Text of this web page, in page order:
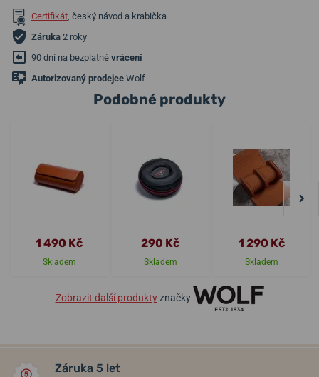
Certifikát, český návod a krabička
Záruka 2 roky
90 dní na bezplatné vrácení
Autorizovaný prodejce Wolf
Podobné produkty
1 490 Kč
Skladem
290 Kč
Skladem
1 290 Kč
Skladem
Zobrazit další produktyznačky
Záruka 5 let